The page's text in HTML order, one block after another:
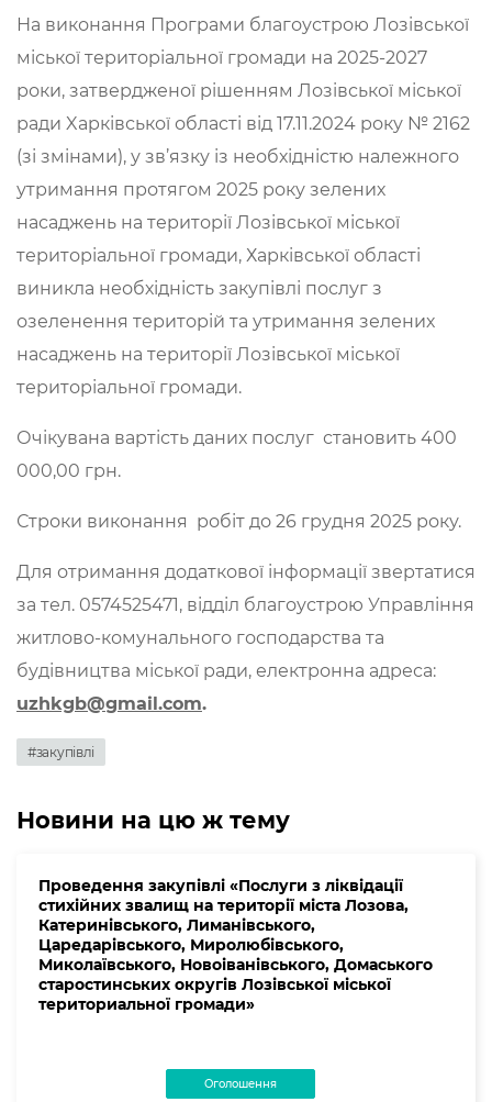
На виконання Програми благоустрою Лозiвської
міської територіальної громади на 2025-2027
роки, затвердженої рiшенням Лозiвської міської
ради Xapківської областi вiд 17.11.2024 року № 2162
(зі змінами), у зв’язку із необхідністю належного
утримання протягом 2025 року зелених
насаджень на території Лозівської міської
територіальної громади, Харківської області
виникла необхідність закупівлі послуг з
озеленення територій та утримання зелених
насаджень на території Лозівської міської
територіальної громади.
Очікувана вартість даних послуг становить 400
000,00 грн.
Строки виконання робіт до 26 грудня 2025 року.
Для отримання додаткової інформації звертатися
за тел. 0574525471, відділ благоустрою Управління
житлово-комунального господарства та
будівництва міської ради, електронна адреса:
uzhkgb@gmail.com.
#закупівлі
Новини на цю ж тему
Проведення закупівлі «Послуги з ліквідації
стихійних звалищ на території міста Лозова,
Катеринівського, Лиманівського,
Царедарівського, Миролюбівського,
Миколаївського, Новоіванівського, Домаського
старостинських округів Лозівської міської
териториальної громади»
Оголошення